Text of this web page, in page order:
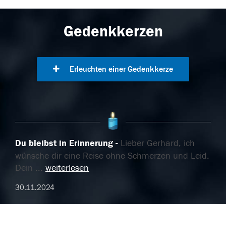
Gedenkkerzen
Erleuchten einer Gedenkkerze
Du bleibst in Erinnerung
Lieber Gerhard, ich
wünsche dir eine Reise ohne Schmerzen und Leid.
Dein ... weiterlesen
30.11.2024